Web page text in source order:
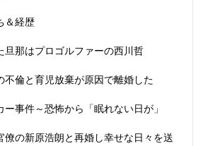
＆経歴
旦那はプロゴルファーの西川哲
不倫と育児放棄が原因で離婚した
事件～恐怖から「眠れない日が」
僚の新原浩朗と再婚し幸せな日々を送